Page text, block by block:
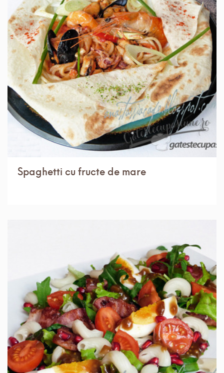
IN 1 ORA. MEDIU 5 PORTII
Spaghetti cu fructe de mare
IN 30 MIN. MEDIU 4 PORTII